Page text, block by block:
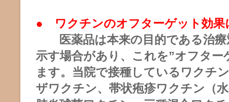
● ワクチンのオフターゲット効果
医薬品は本来の目的である治療
示す場合があり、これを”オフター
ます。当院で接種しているワクチ
ザワクチン、帯状疱疹ワクチン（